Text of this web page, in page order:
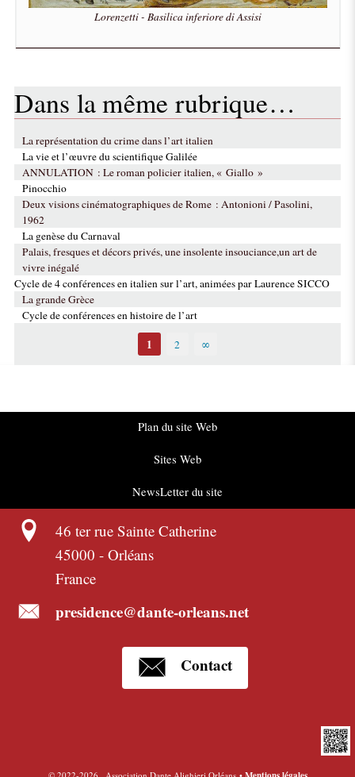
Lorenzetti - Basilica inferiore di Assisi
Dans la même rubrique…
La représentation du crime dans l’art italien
La vie et l’œuvre du scientifique Galilée
ANNULATION : Le roman policier italien, « Giallo »
Pinocchio
Deux visions cinématographiques de Rome : Antonioni / Pasolini,
1962
La genèse du Carnaval
Palais, fresques et décors privés, une insolente insouciance,un art de
vivre inégalé
Cycle de 4 conférences en italien sur l’art, animées par Laurence SICCO
La grande Grèce
Cycle de conférences en histoire de l’art
1 2 ∞
Plan du site Web
Sites Web
NewsLetter du site
46 ter rue Sainte Catherine
45000 - Orléans
France
presidence@dante-orleans.net
Contact